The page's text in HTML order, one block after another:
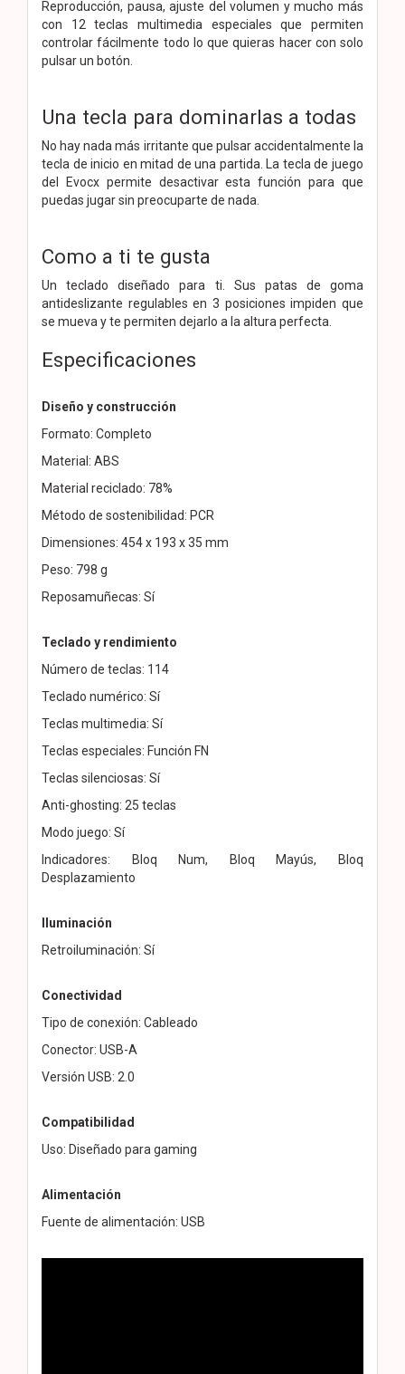
Reproducción, pausa, ajuste del volumen y mucho más
con 12 teclas multimedia especiales que permiten
controlar fácilmente todo lo que quieras hacer con solo
pulsar un botón.
Una tecla para dominarlas a todas
No hay nada más irritante que pulsar accidentalmente la
tecla de inicio en mitad de una partida. La tecla de juego
del Evocx permite desactivar esta función para que
puedas jugar sin preocuparte de nada.
Como a ti te gusta
Un teclado diseñado para ti. Sus patas de goma
antideslizante regulables en 3 posiciones impiden que
se mueva y te permiten dejarlo a la altura perfecta.
Especificaciones
Diseño y construcción
Formato: Completo
Material: ABS
Material reciclado: 78%
Método de sostenibilidad: PCR
Dimensiones: 454 x 193 x 35 mm
Peso: 798 g
Reposamuñecas: Sí
Teclado y rendimiento
Número de teclas: 114
Teclado numérico: Sí
Teclas multimedia: Sí
Teclas especiales: Función FN
Teclas silenciosas: Sí
Anti-ghosting: 25 teclas
Modo juego: Sí
Indicadores: Bloq Num, Bloq Mayús, Bloq
Desplazamiento
Iluminación
Retroiluminación: Sí
Conectividad
Tipo de conexión: Cableado
Conector: USB-A
Versión USB: 2.0
Compatibilidad
Uso: Diseñado para gaming
Alimentación
Fuente de alimentación: USB